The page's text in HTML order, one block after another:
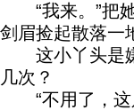
“我来。”把她
剑眉捡起散落一
这小丫头是嫌
几次？
“不用了，这